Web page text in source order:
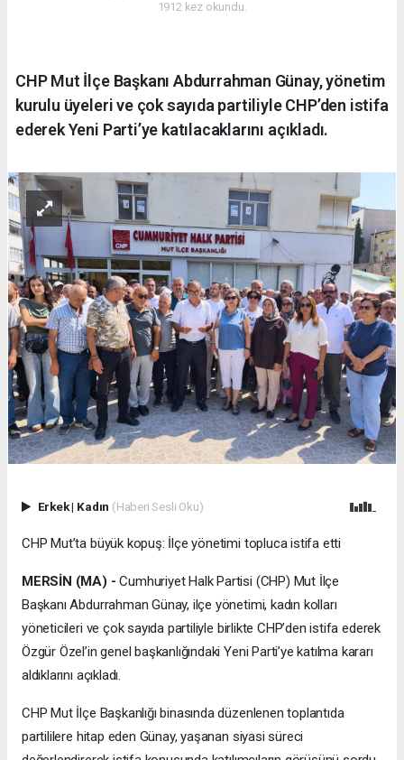
1912 kez okundu.
CHP Mut İlçe Başkanı Abdurrahman Günay, yönetim
kurulu üyeleri ve çok sayıda partiliyle CHP’den istifa
ederek Yeni Parti’ye katılacaklarını açıkladı.
Erkek| Kadın (Haberi Sesli Oku)
CHP Mut’ta büyük kopuş: İlçe yönetimi topluca istifa etti
MERSİN (MA) - Cumhuriyet Halk Partisi (CHP) Mut İlçe
Başkanı Abdurrahman Günay, ilçe yönetimi, kadın kolları
yöneticileri ve çok sayıda partiliyle birlikte CHP’den istifa ederek
Özgür Özel’in genel başkanlığındaki Yeni Parti’ye katılma kararı
aldıklarını açıkladı.
CHP Mut İlçe Başkanlığı binasında düzenlenen toplantıda
partililere hitap eden Günay, yaşanan siyasi süreci